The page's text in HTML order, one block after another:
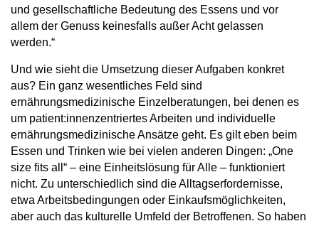
und gesellschaftliche Bedeutung des Essens und vor
allem der Genuss keinesfalls außer Acht gelassen
werden.“
Und wie sieht die Umsetzung dieser Aufgaben konkret
aus? Ein ganz wesentliches Feld sind
ernährungsmedizinische Einzelberatungen, bei denen es
um patient:innenzentriertes Arbeiten und individuelle
ernährungsmedizinische Ansätze geht. Es gilt eben beim
Essen und Trinken wie bei vielen anderen Dingen: „One
size fits all“ – eine Einheitslösung für Alle – funktioniert
nicht. Zu unterschiedlich sind die Alltagserfordernisse,
etwa Arbeitsbedingungen oder Einkaufsmöglichkeiten,
aber auch das kulturelle Umfeld der Betroffenen. So haben